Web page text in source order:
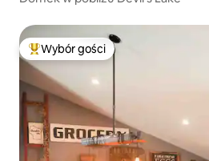
Najpopularniejsze z kategorii
Wybór gości